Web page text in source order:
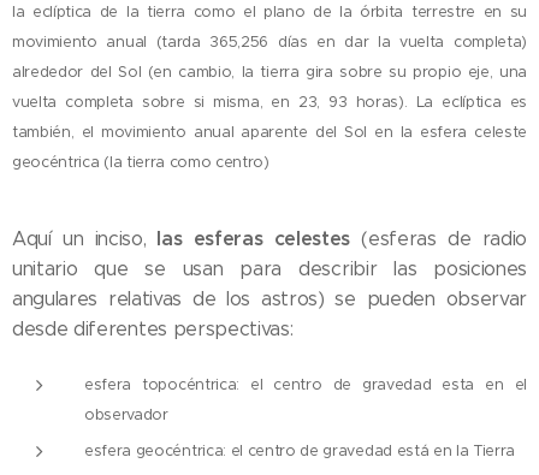
la eclíptica de la tierra como el plano de la órbita terrestre en su
movimiento anual (tarda 365,256 días en dar la vuelta completa)
alrededor del Sol (en cambio, la tierra gira sobre su propio eje, una
vuelta completa sobre si misma, en 23, 93 horas). La eclíptica es
también, el movimiento anual aparente del Sol en la esfera celeste
geocéntrica (la tierra como centro)
Aquí un inciso, las esferas celestes (esferas de radio
unitario que se usan para describir las posiciones
angulares relativas de los astros) se pueden observar
desde diferentes perspectivas:
esfera topocéntrica: el centro de gravedad esta en el
observador
esfera geocéntrica: el centro de gravedad está en la Tierra